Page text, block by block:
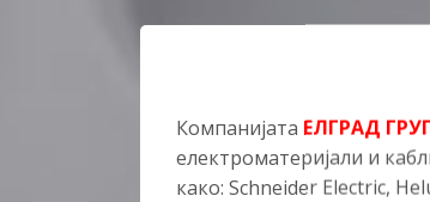
Компанијата ЕЛГРАД
електроматеријали и
како: Schneider Electric,